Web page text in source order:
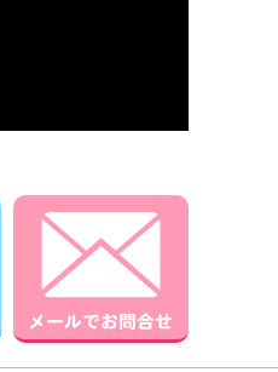
電話でお問合せ